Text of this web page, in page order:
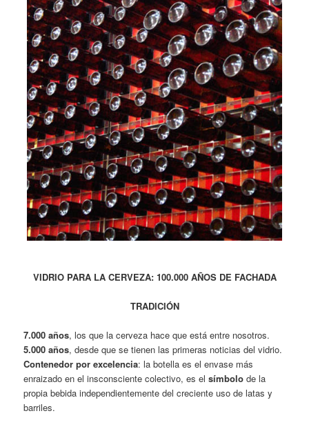
VIDRIO PARA LA CERVEZA: 100.000 AÑOS DE FACHADA
TRADICIÓN
7.000 años, los que la cerveza hace que está entre nosotros.
5.000 años, desde que se tienen las primeras noticias del vidrio.
Contenedor por excelencia: la botella es el envase más
enraizado en el insconsciente colectivo, es elsímbolo de la
propia bebida independientemente del creciente uso de latas y
barriles.